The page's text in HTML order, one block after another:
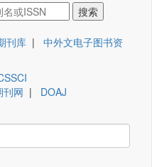
刊库 | 中外文电子图书资
刊网 | DOAJ